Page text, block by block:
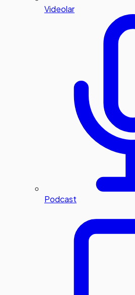
Videolar
Podcast